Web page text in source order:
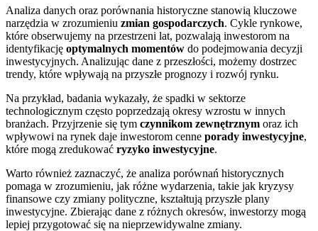
Analiza danych oraz porównania historyczne stanowią kluczowe
narzędzia w zrozumieniu zmian gospodarczych. Cykle rynkowe,
które obserwujemy na przestrzeni lat, pozwalają inwestorom na
identyfikację optymalnych momentów do podejmowania decyzji
inwestycyjnych. Analizując dane z przeszłości, możemy dostrzec
trendy, które wpływają na przyszłe prognozy i rozwój rynku.
Na przykład, badania wykazały, że spadki w sektorze
technologicznym często poprzedzają okresy wzrostu w innych
branżach. Przyjrzenie się tym czynnikom zewnętrznym oraz ich
wpływowi na rynek daje inwestorom cenne porady inwestycyjne,
które mogą zredukować ryzyko inwestycyjne.
Warto również zaznaczyć, że analiza porównań historycznych
pomaga w zrozumieniu, jak różne wydarzenia, takie jak kryzysy
finansowe czy zmiany polityczne, kształtują przyszłe plany
inwestycyjne. Zbierając dane z różnych okresów, inwestorzy mogą
lepiej przygotować się na nieprzewidywalne zmiany.